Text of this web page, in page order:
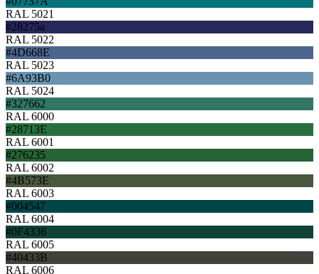
RAL 5021
#28275a
RAL 5022
#4D668E
RAL 5023
#6A93B0
RAL 5024
#327662
RAL 6000
#28713E
RAL 6001
#276235
RAL 6002
#4B573E
RAL 6003
#004547
RAL 6004
#0F4336
RAL 6005
#40433B
RAL 6006